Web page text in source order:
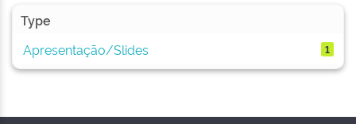
Type
Apresentação/Slides
1